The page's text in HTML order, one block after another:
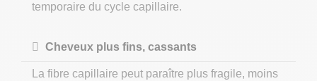
temporaire du cycle capillaire.
Cheveux plus fins, cassants
La fibre capillaire peut paraître plus fragile, moins